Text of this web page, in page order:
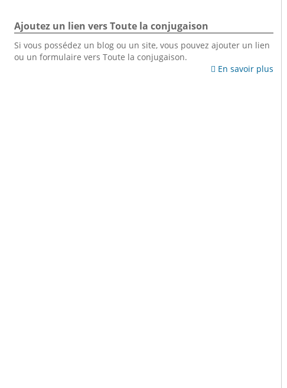
Ajoutez un lien vers Toute la conjugaison
Si vous possédez un blog ou un site, vous pouvez ajouter un lien
ou un formulaire vers Toute la conjugaison.
 En savoir plus